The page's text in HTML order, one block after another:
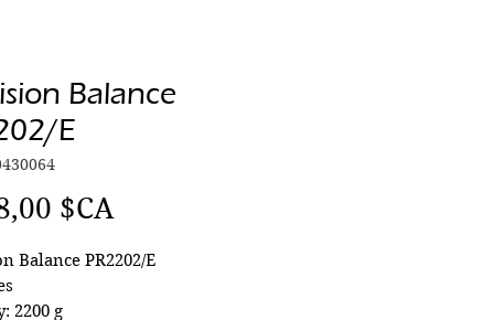
Balance
E
$CA
Balance PR2202/E
2200 g